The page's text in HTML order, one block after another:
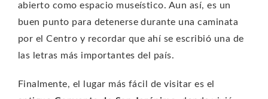
abierto como espacio museístico. Aun así, es un
buen punto para detenerse durante una caminata
por el Centro y recordar que ahí se escribió una de
las letras más importantes del país.
Finalmente, el lugar más fácil de visitar es el